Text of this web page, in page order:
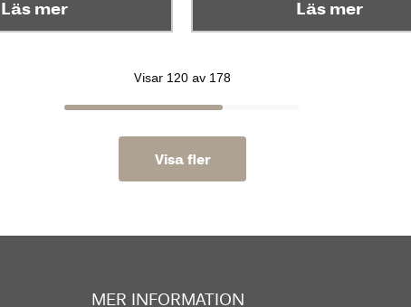
Läs mer Läs mer
Visar 120 av 178
Visa fler
MER INFORMATION